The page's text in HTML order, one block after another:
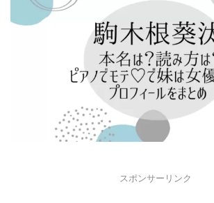
スポンサーリンク